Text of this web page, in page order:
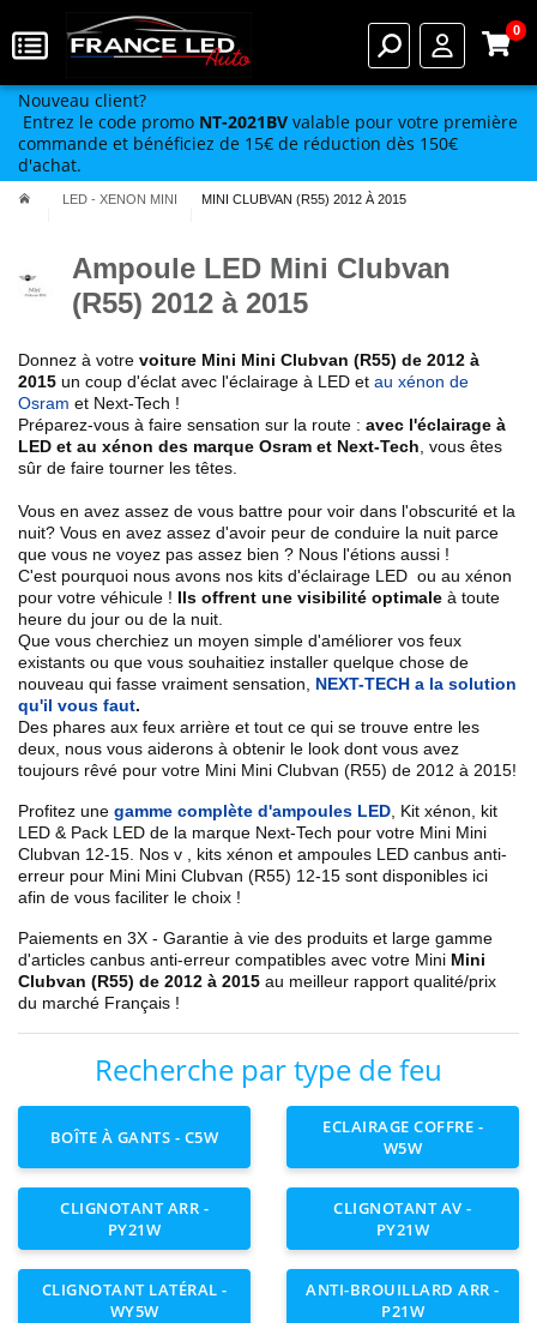
0
Nouveau client?
Entrez le code promo NT-2021BV valable pour votre première
commande et bénéficiez de 15€ de réduction dès 150€
d'achat.
LED - XENON MINI MINI CLUBVAN (R55) 2012 À 2015
Ampoule LED Mini Clubvan
(R55) 2012 à 2015
Donnez à votre voiture Mini Mini Clubvan (R55) de 2012 à
2015 un coup d'éclat avec l'éclairage à LED et au xénon de
Osram et Next-Tech !
Préparez-vous à faire sensation sur la route : avec l'éclairage à
LED et au xénon des marque Osram et Next-Tech , vous êtes
sûr de faire tourner les têtes.
Vous en avez assez de vous battre pour voir dans l'obscurité et la
nuit? Vous en avez assez d'avoir peur de conduire la nuit parce
que vous ne voyez pas assez bien ? Nous l'étions aussi !
C'est pourquoi nous avons nos kits d'éclairage LED ou au xénon
pour votre véhicule ! Ils offrent une visibilité optimale à toute
heure du jour ou de la nuit.
Que vous cherchiez un moyen simple d'améliorer vos feux
existants ou que vous souhaitiez installer quelque chose de
nouveau qui fasse vraiment sensation,
NEXT-TECH a la solution
qu'il vous faut.
Des phares aux feux arrière et tout ce qui se trouve entre les
deux, nous vous aiderons à obtenir le look dont vous avez
toujours rêvé pour votre Mini Mini Clubvan (R55) de 2012 à 2015!
Profitez une gamme complète d'ampoules LED Kit xénon, kit
LED & Pack LED de la marque Next-Tech pour votre Mini Mini
Clubvan 12-15 . Nos v
, kits xénon et ampoules LED canbus anti-
erreur pour Mini Mini Clubvan (R55) 12-15 sont disponibles ici
afin de vous faciliter le choix !
Paiements en 3X - Garantie à vie des produits et large gamme
d'articles canbus anti-erreur compatibles avec votre Mini Mini
Clubvan (R55) de 2012 à 2015 au meilleur rapport qualité/prix
du marché Français !
Recherche par type de feu
BOÎTE À GANTS - C5W
ECLAIRAGE COFFRE -
W5W
CLIGNOTANT ARR -
PY21W
CLIGNOTANT AV -
PY21W
CLIGNOTANT LATÉRAL -
WY5W
ANTI-BROUILLARD ARR -
P21W